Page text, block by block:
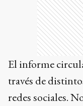
El informe
través de
redes sociales.